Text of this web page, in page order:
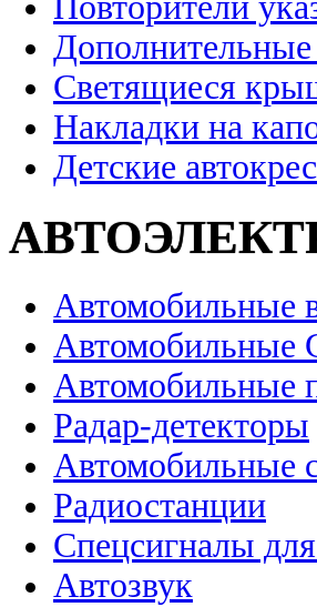
Дополнительные
Светящиеся
Накладки на
Детские
Автомобильные
Автомобильные
Автомобильные
Радар-детекторы
Автомобильные
Радиостанции
Спецсигналы
Автозвук